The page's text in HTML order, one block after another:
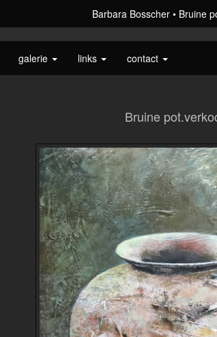
Barbara Bosscher Bruine
galerie links contact
Bruine